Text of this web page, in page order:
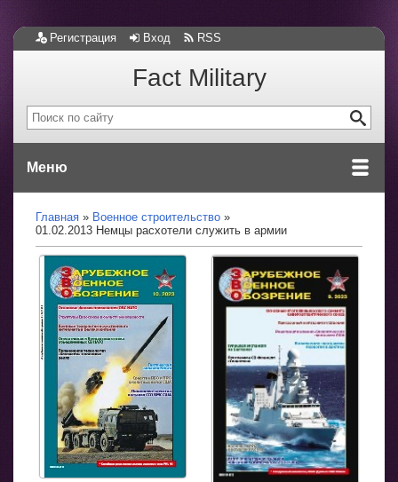
Регистрация Вход RSS
Fact Military
Меню
Главная
Военное строительство
01.02.2013 Немцы расхотели служить в армии